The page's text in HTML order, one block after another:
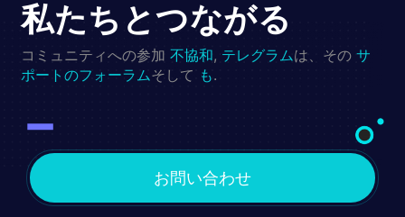
私たちとつながる
コミュニティへの参加 不協和, テレグラムは、その サ
ポートのフォーラムそして も.
お問い合わせ